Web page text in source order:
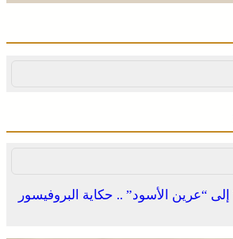
المخازن
.. جاهزية عملياتية وتدخلات جوية
“عرين الأسود” .. حكاية البروفيسور